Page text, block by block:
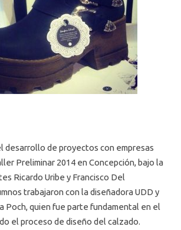
desarrollo de proyectos con empresas
Preliminar 2014 en Concepción, bajo la
Ricardo Uribe y Francisco Del
trabajaron con la diseñadora UDD y
Poch, quien fue parte fundamental en el
el proceso de diseño del calzado.